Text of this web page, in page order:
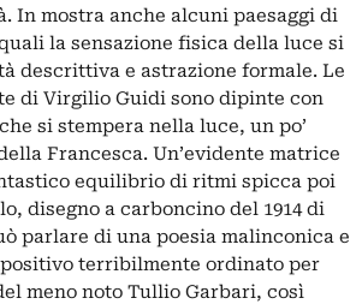
In mostra anche alcuni paesaggi di
la sensazione fisica della luce si
descrittiva e astrazione formale. Le
di Virgilio Guidi sono dipinte con
si stempera nella luce, un po’
Francesca. Un’evidente matrice
equilibrio di ritmi spicca poi
disegno a carboncino del 1914 di
parlare di una poesia malinconica e
terribilmente ordinato per
meno noto Tullio Garbari, così